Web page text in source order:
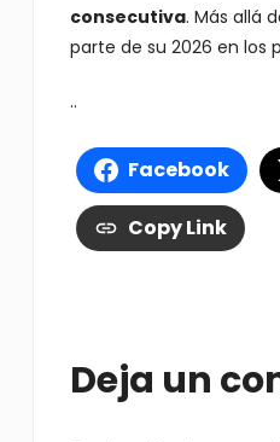
consecutiva. Más allá
parte de su 2026 en los
..
Facebook
Copy Link
Deja un